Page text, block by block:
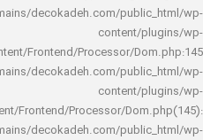
domains/decokadeh.com/
Frontend/Processor/
domains/decokadeh.com/
Frontend/Processor/
domains/decokadeh.com/